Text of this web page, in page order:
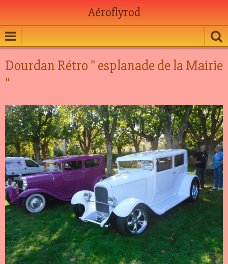
Aéroflyrod
Dourdan Rétro " esplanade de la Mairie
"